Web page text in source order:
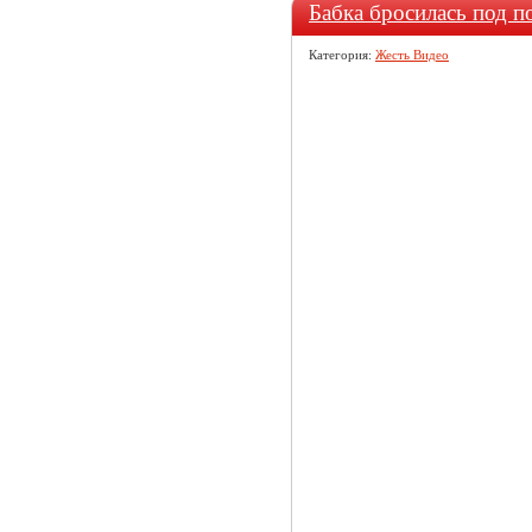
Бабка бросилась под
Категория: Жесть Видео